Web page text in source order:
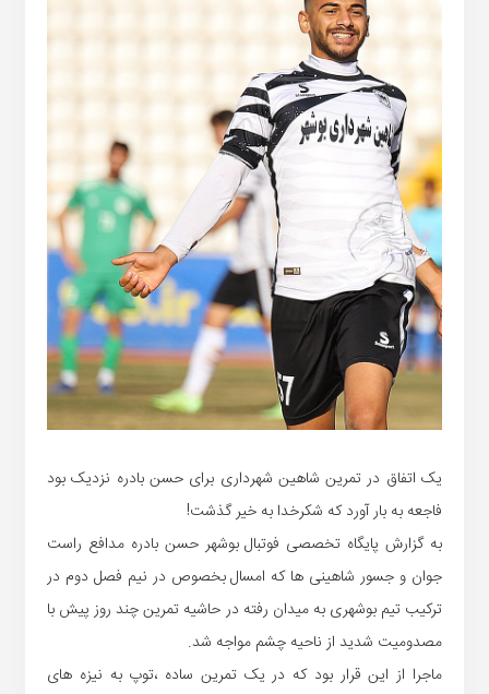
یک اتفاق در تمرین شاهین شهرداری برای حسن بادره نزدیک بود
فاجعه به بار آورد که شکرخدا به خیر گذشت!
به گزارش پایگاه تخصصی فوتبال بوشهر حسن بادره مدافع راست
جوان و جسور شاهینی ها که امسال بخصوص در نیم فصل دوم در
ترکیب تیم بوشهری به میدان رفته در حاشیه تمرین چند روز پیش با
مصدومیت شدید از ناحیه چشم مواجه شد.
ماجرا از این قرار بود که در یک تمرین ساده ،توپ به نیزه های